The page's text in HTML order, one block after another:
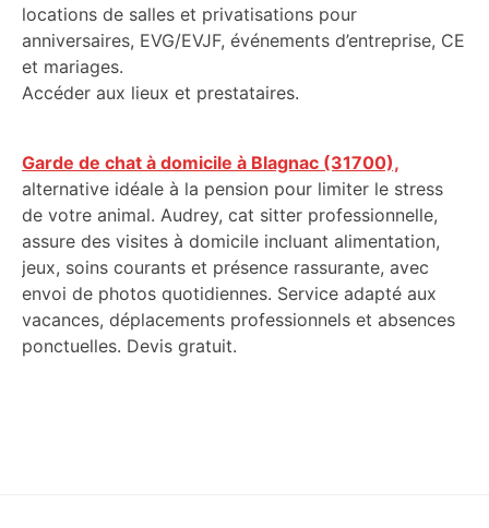
locations de salles et privatisations pour
anniversaires, EVG/EVJF, événements d’entreprise, CE
et mariages.
Accéder aux lieux et prestataires.
Garde de chat à domicile à Blagnac (31700),
alternative idéale à la pension pour limiter le stress
de votre animal. Audrey, cat sitter professionnelle,
assure des visites à domicile incluant alimentation,
jeux, soins courants et présence rassurante, avec
envoi de photos quotidiennes. Service adapté aux
vacances, déplacements professionnels et absences
ponctuelles. Devis gratuit.